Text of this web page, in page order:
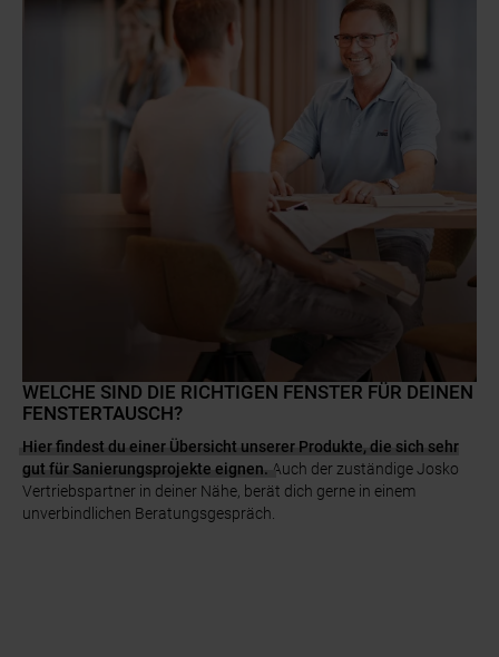
WELCHE SIND DIE RICHTIGEN FENSTER FÜR DEINEN
FENSTERTAUSCH?
Hier findest du einer Übersicht unserer Produkte, die sich sehr
gut für Sanierungsprojekte eignen. Auch der zuständige Josko
Vertriebspartner in deiner Nähe, berät dich gerne in einem
unverbindlichen Beratungsgespräch.